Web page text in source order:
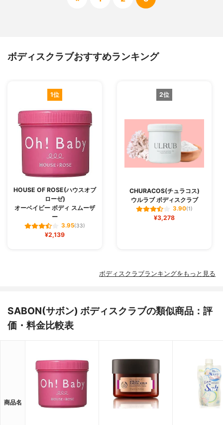
ボディスクラブおすすめランキング
1位
HOUSE OF ROSE(ハウスオブ
ローゼ)
オーベイビー ボディ スムーザ
ー
3.95(33)
¥2,139
2位
CHURACOS(チュラコス)
ウルラブ ボディスクラブ
3.90(1)
¥3,278
ボディスクラブランキングをもっと見る
SABON(サボン) ボディスクラブの類似商品：評
価・料金比較表
商品名